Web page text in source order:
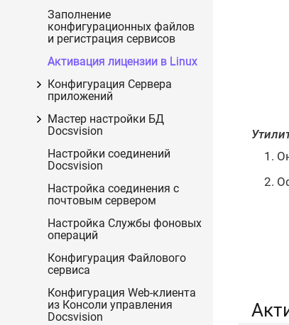
Заполнение
конфигурационных файлов
и регистрация сервисов
Активация лицензии в Linux
Конфигурация Сервера
приложений
Мастер настройки БД
Docsvision
Настройки соединений
Docsvision
Настройка соединения с
почтовым сервером
Настройка Службы фоновых
операций
Конфигурация Файлового
сервиса
Конфигурация Web-клиента
из Консоли управления
Docsvision